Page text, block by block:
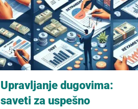
Upravljanje dugovima:
saveti za uspešno